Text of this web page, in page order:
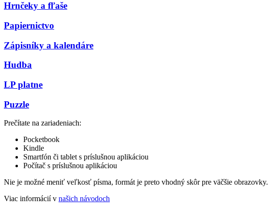
Hrnčeky a fľaše
Papiernictvo
Zápisníky a kalendáre
Hudba
LP platne
Puzzle
Prečítate na zariadeniach:
Pocketbook
Kindle
Smartfón či tablet s príslušnou aplikáciou
Počítač s príslušnou aplikáciou
Nie je možné meniť veľkosť písma, formát je preto vhodný skôr pre väčšie obrazovky.
Viac informácií v našich návodoch